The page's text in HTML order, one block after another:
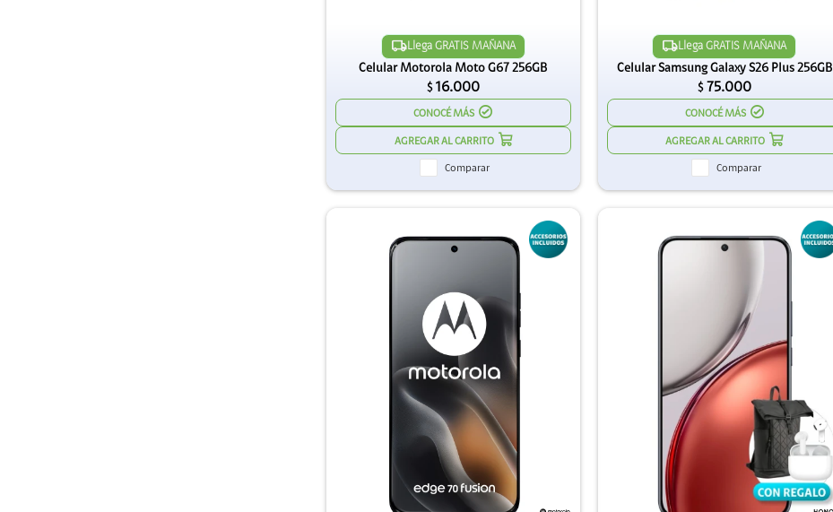
Llega GRATIS MAÑANA
Celular Motorola Moto G67 256GB
$ 16.000
CONOCÉ MÁS
Comparar
Llega GRATIS MAÑANA
Celular Samsung Galaxy S26 Plus 256GB
$ 75.000
CONOCÉ MÁS
Comparar